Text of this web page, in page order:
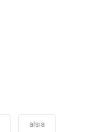
alsia